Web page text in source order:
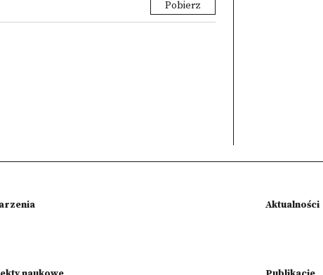
Pobierz
Aktualności